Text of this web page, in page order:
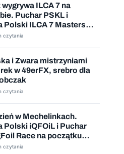
ILCA 7 na
Puchar PSKL i
Polski ILCA 7 Masters
czytania
i Zwara mistrzyniami
w 49erFX, srebro dla
czytania
w Mechelinkach.
Polski iQFOiL i Puchar
Race na początku
czytania